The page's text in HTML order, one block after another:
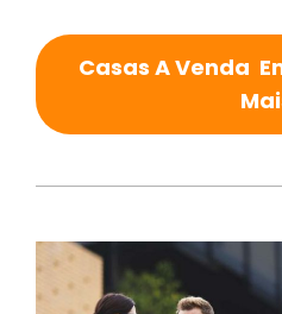
Casas A Venda